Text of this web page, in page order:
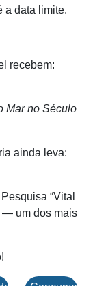
a data limite.
recebem:
Mar no Século
ainda leva:
“Vital
— um dos mais